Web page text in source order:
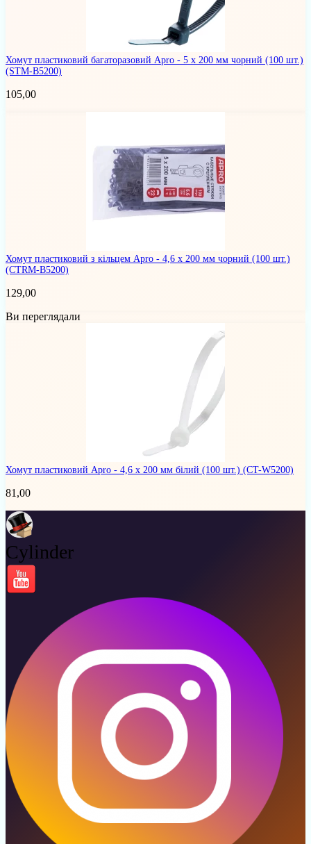
Хомут пластиковий багаторазовий Apro - 5 x 200 мм чорний (100 шт.)
(STM-B5200)
105,00
Хомут пластиковий з кільцем Apro - 4,6 x 200 мм чорний (100 шт.)
(CTRM-B5200)
129,00
Ви переглядали
Хомут пластиковий Apro - 4,6 х 200 мм білий (100 шт.) (CT-W5200)
81,00
Cylinder